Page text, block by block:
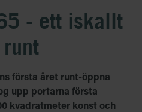
- ett iskallt
första året runt-öppna
upp portarna första
kvadratmeter konst och